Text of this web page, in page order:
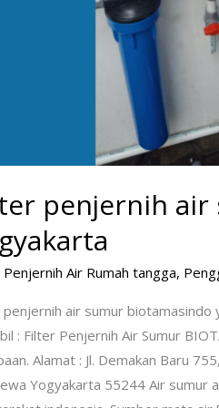
penjernih
Air Rumah tangga,
penjernih air sumur biotamasindo
: Filter Penjernih Air Sumur
Alamat : Jl. Demakan Baru
Yogyakarta 55244 Air sumur